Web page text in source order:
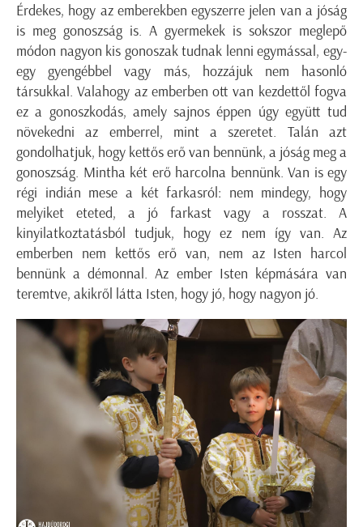
Érdekes, hogy az emberekben egyszerre jelen van a jóság
is meg gonoszság is. A gyermekek is sokszor meglepő
módon nagyon kis gonoszak tudnak lenni egymással, egy-
egy gyengébbel vagy más, hozzájuk nem hasonló
társukkal. Valahogy az emberben ott van kezdettől fogva
ez a gonoszkodás, amely sajnos éppen úgy együtt tud
növekedni az emberrel, mint a szeretet. Talán azt
gondolhatjuk, hogy kettős erő van bennünk, a jóság meg a
gonoszság. Mintha két erő harcolna bennünk. Van is egy
régi indián mese a két farkasról: nem mindegy, hogy
melyiket eteted, a jó farkast vagy a rosszat. A
kinyilatkoztatásból tudjuk, hogy ez nem így van. Az
emberben nem kettős erő van, nem az Isten harcol
bennünk a démonnal. Az ember Isten képmására van
teremtve, akikről látta Isten, hogy jó, hogy nagyon jó.